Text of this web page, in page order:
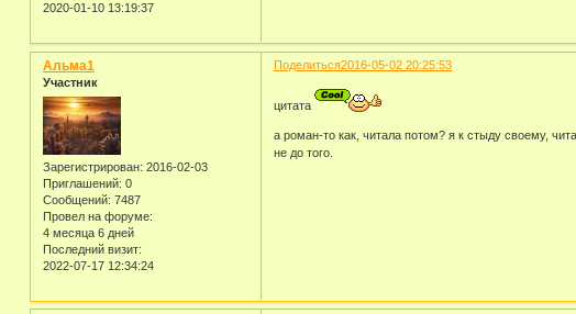
2020-01-10 13:19:37
Поделиться2016-05-02 20:25:53
Альма1
Участник
Зарегистрирован: 2016-02-03
Приглашений: 0
Сообщений: 7487
Провел на форуме:
4 месяца 6 дней
Последний визит:
2022-07-17 12:34:24
цитата
а роман-то как, читала потом? я к стыду своему,
не до того.